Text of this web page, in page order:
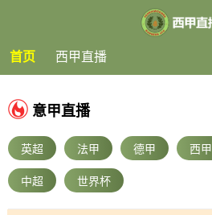
首页 西甲直播
意甲直播
英超 法甲 德甲 西甲
中超 世界杯